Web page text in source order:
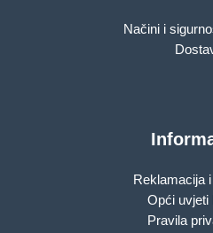
Načini i
Reklamacija
Opći uvjeti
Pravila